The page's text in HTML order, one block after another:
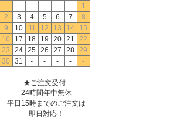
-
- - - - -
1
2
3 4 5 6 7
8
9
10 11 12 13 14
15
16
17 18 19 20 21
22
23
24 25 26 27 28 29
30
31 - - - - -
★ご注文受付
24時間年中無休
平日15時までのご注文は
即日対応！